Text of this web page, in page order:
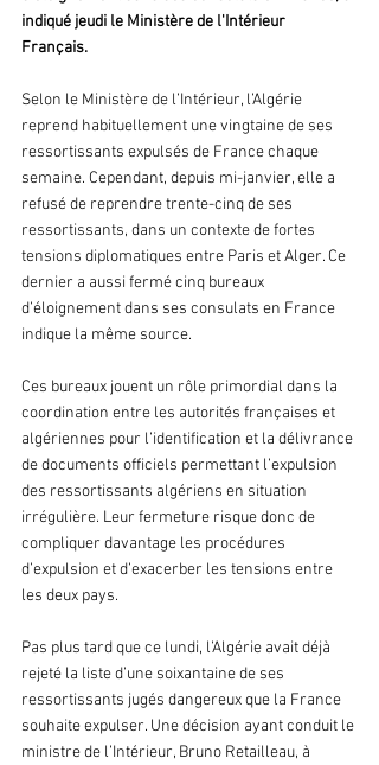
indiqué jeudi le Ministère de l'Intérieur
Français.
Selon le Ministère de l’Intérieur, l’Algérie
reprend habituellement une vingtaine de ses
ressortissants expulsés de France chaque
semaine. Cependant, depuis mi-janvier, elle a
refusé de reprendre trente-cinq de ses
ressortissants, dans un contexte de fortes
tensions diplomatiques entre Paris et Alger. Ce
dernier a aussi fermé cinq bureaux
d’éloignement dans ses consulats en France
indique la même source.
Ces bureaux jouent un rôle primordial dans la
coordination entre les autorités françaises et
algériennes pour l’identification et la délivrance
de documents officiels permettant l’expulsion
des ressortissants algériens en situation
irrégulière. Leur fermeture risque donc de
compliquer davantage les procédures
d’expulsion et d’exacerber les tensions entre
les deux pays.
Pas plus tard que ce lundi, l’Algérie avait déjà
rejeté la liste d’une soixantaine de ses
ressortissants jugés dangereux que la France
souhaite expulser. Une décision ayant conduit le
ministre de l’Intérieur, Bruno Retailleau, à